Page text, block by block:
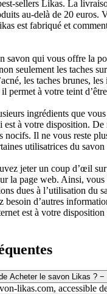
sellers Likas. La
au-delà de 20 euros.
est fabriqué et
savon qui vous offre la
seulement les taches
les taches brunes,
permet à votre teint
ingrédients que
à votre disposition. De
nocifs. Il ne vous reste
utilisatrices du
jeter un coup d’œil
la page web. Ainsi,
dues à l’utilisation du
besoin d’autres
est à votre disposition
Acheter le savon Likas ? −
likas.com, accessible